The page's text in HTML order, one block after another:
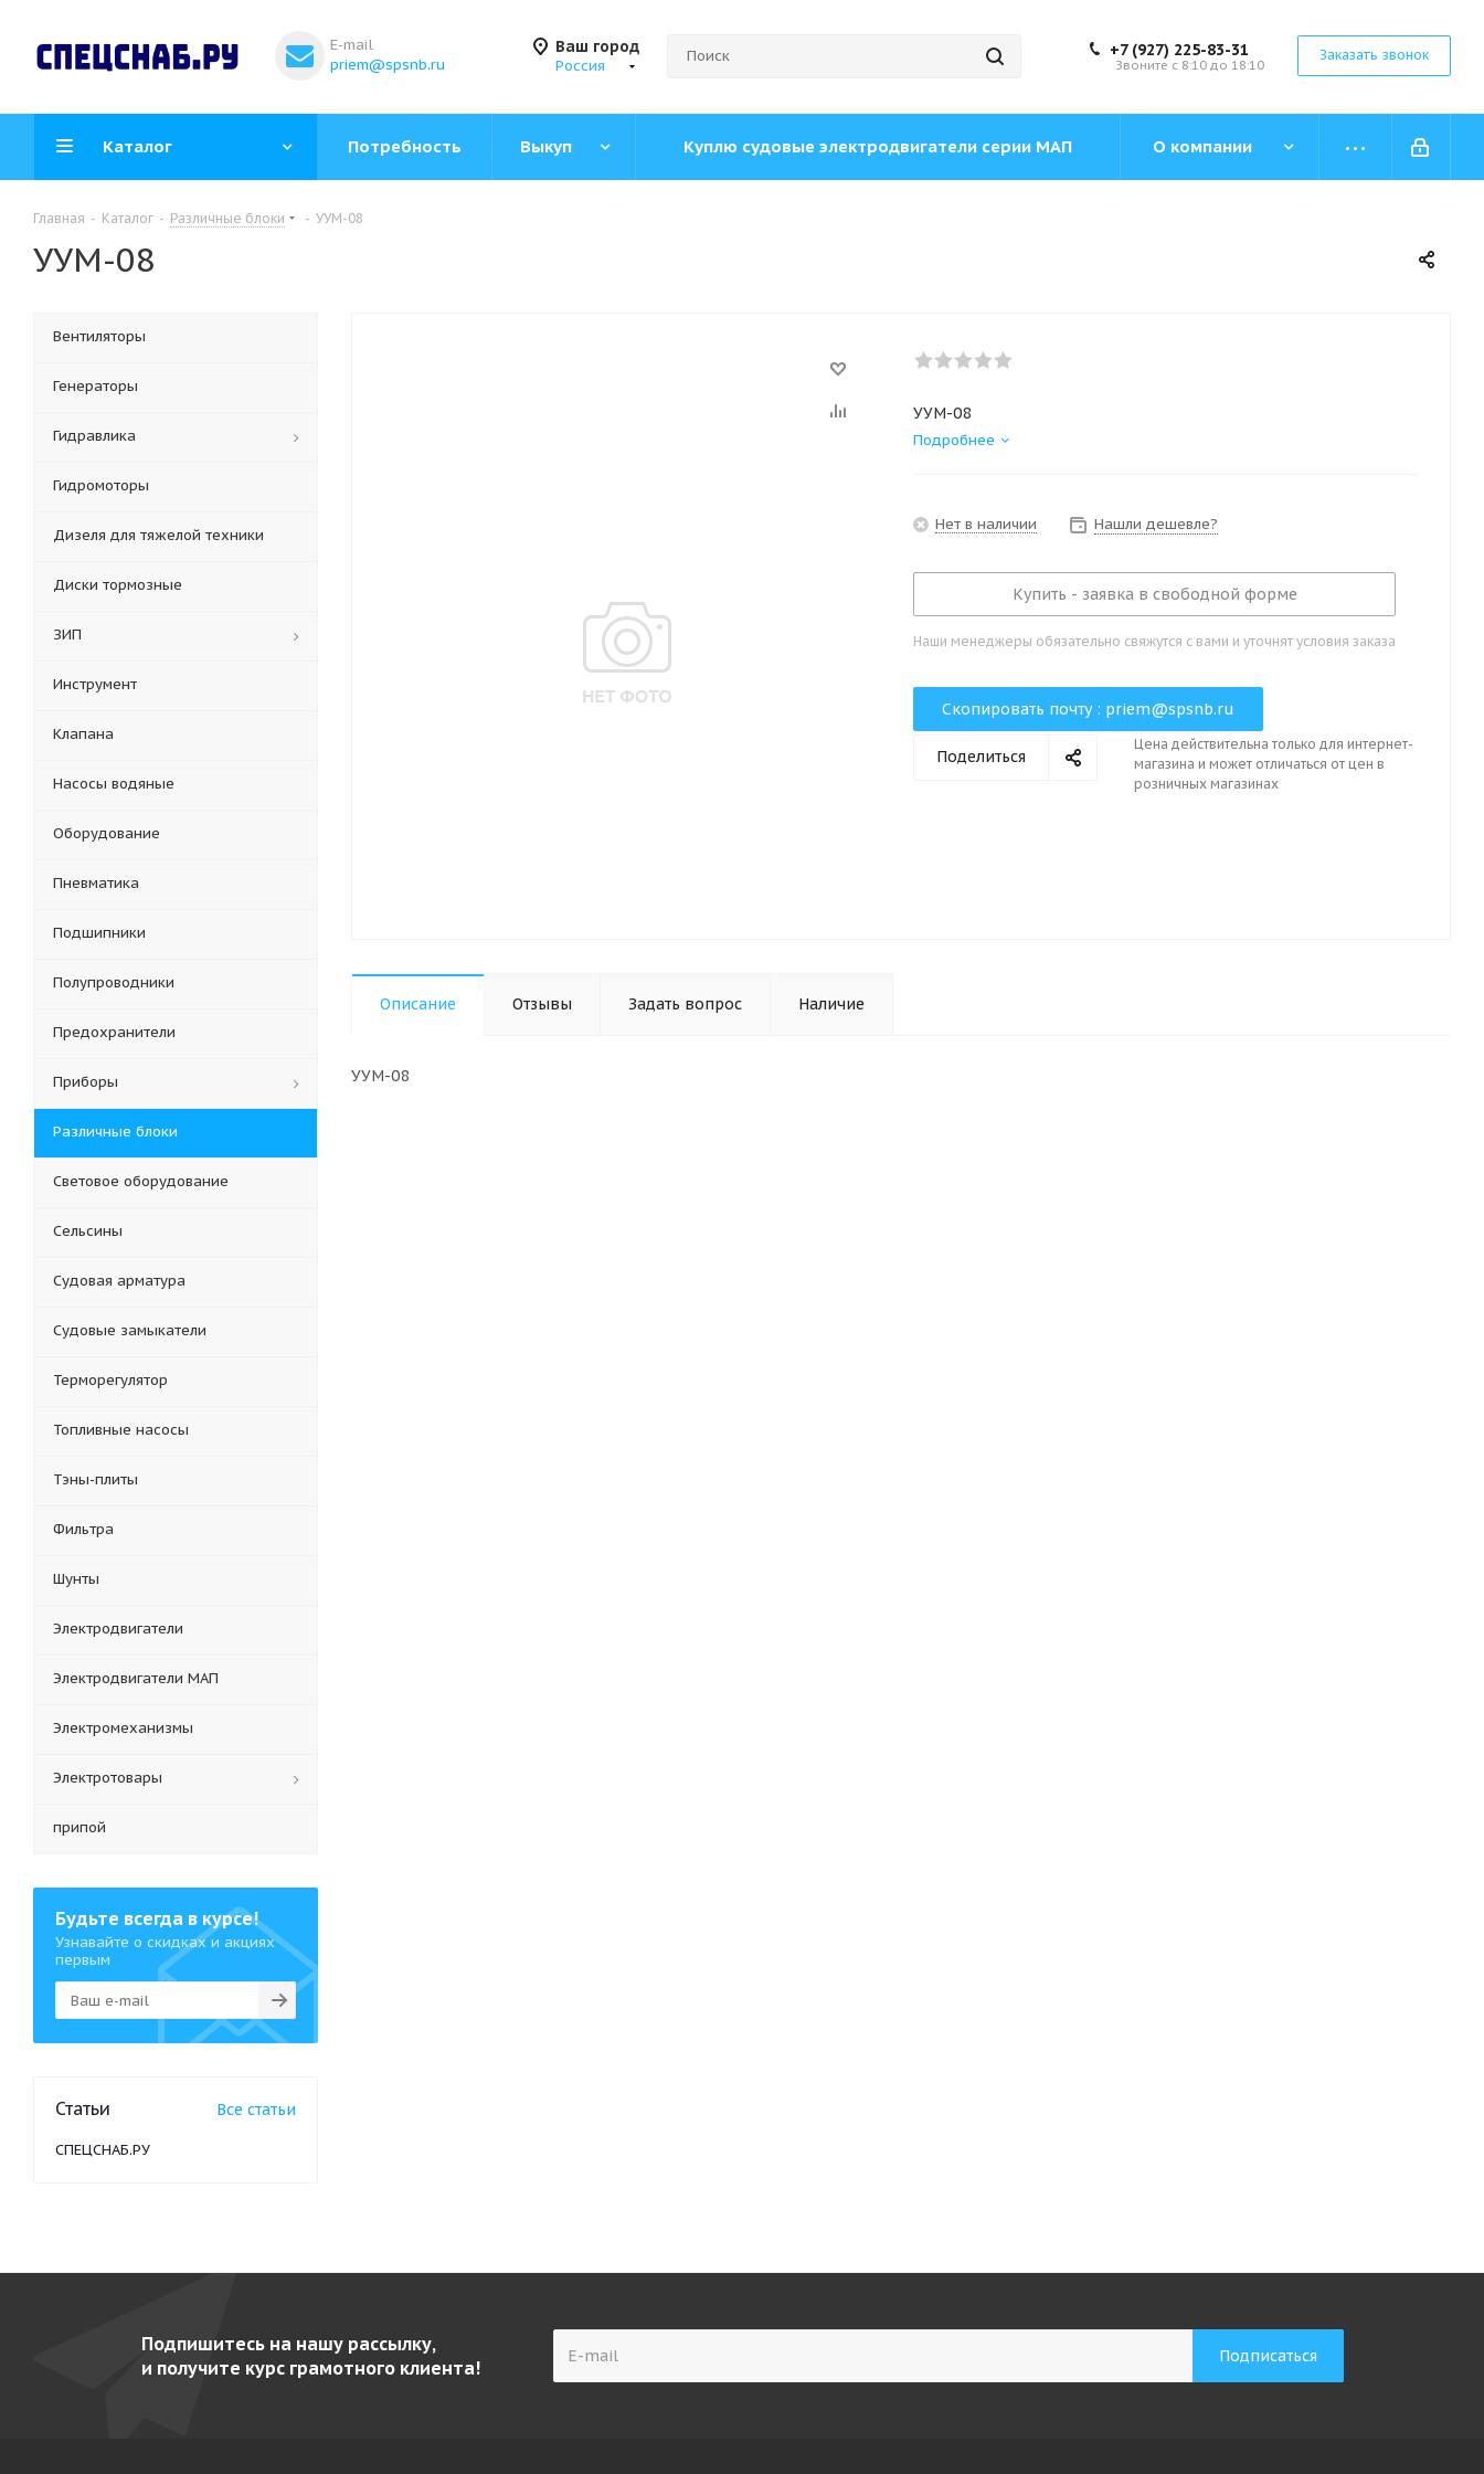
E-mail
priem@spsnb.ru
Ваш город
Россия
+7 (927) 225-83-31
Звоните с 8:10 до 18:10
Заказать звонок
Каталог Потребность Выкуп Куплю судовые электродвигатели серии МАП О компании
Главная - Каталог - Различные блоки - УУМ-08
УУМ-08
УУМ-08
Подробнее
Нет в наличии Нашли дешевле?
Купить - заявка в свободной форме
Наши менеджеры обязательно свяжутся с вами и уточнят условия заказа
Скопировать почту : priem@spsnb.ru
Поделиться
Цена действительна только для интернет-
магазина и может отличаться от цен в
розничных магазинах
Описание Отзывы Задать вопрос Наличие
УУМ-08
Вентиляторы
Генераторы
Гидравлика
Гидромоторы
Дизеля для тяжелой техники
Диски тормозные
ЗИП
Инструмент
Клапана
Насосы водяные
Оборудование
Пневматика
Подшипники
Полупроводники
Предохранители
Приборы
Различные блоки
Световое оборудование
Сельсины
Судовая арматура
Судовые замыкатели
Терморегулятор
Топливные насосы
Тэны-плиты
Фильтра
Шунты
Электродвигатели
Электродвигатели МАП
Электромеханизмы
Электротовары
припой
Будьте всегда в курсе!
Узнавайте о скидках и акциях
первым
Статьи Все статьи
СПЕЦСНАБ.РУ
Подпишитесь на нашу рассылку,
и получите курс грамотного клиента!